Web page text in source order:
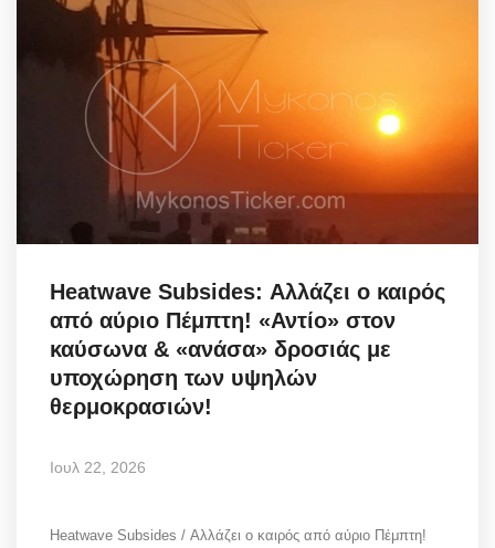
Heatwave Subsides: Αλλάζει ο καιρός
από αύριο Πέμπτη! «Αντίο» στον
καύσωνα & «ανάσα» δροσιάς με
υποχώρηση των υψηλών
θερμοκρασιών!
Ιουλ 22, 2026
Heatwave Subsides / Αλλάζει ο καιρός από αύριο Πέμπτη!